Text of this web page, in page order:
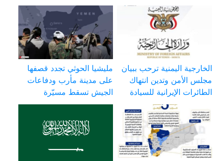
الخارجية اليمنية ترحب ببيان
مجلس الأمن وتدين انتهاك
الطائرات الإيرانية للسيادة
مليشيا الحوثي تجدد قصفها
على مدينة مأرب ودفاعات
الجيش تسقط مسيّرة